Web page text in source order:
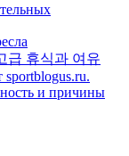
급 휴식과 여유
sportblogus.ru.
и причины